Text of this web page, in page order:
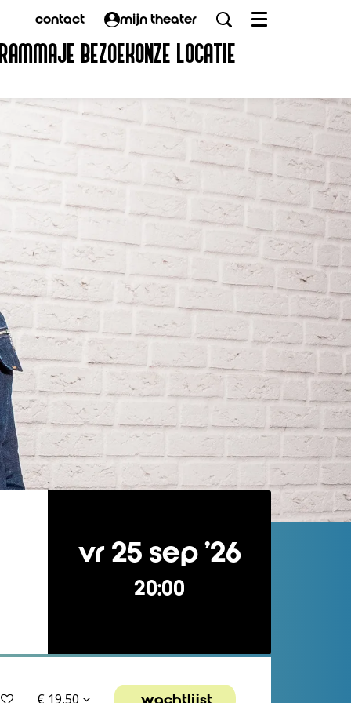
contact mijn theater
JE BEZOEK ONZE LOCATIE
Menu
vr 25 sep ’26
20:00
€ 19,50 wachtlijst